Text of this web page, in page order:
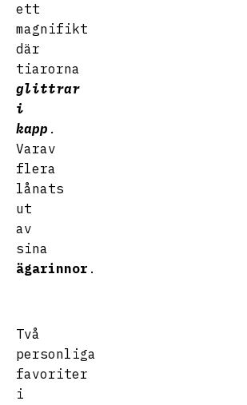
ett
magnifikt
där
tiarorna
glittrar
i
kapp .
Varav
flera
lånats
ut
av
sina
ägarinnor .
Två
personliga
favoriter
i